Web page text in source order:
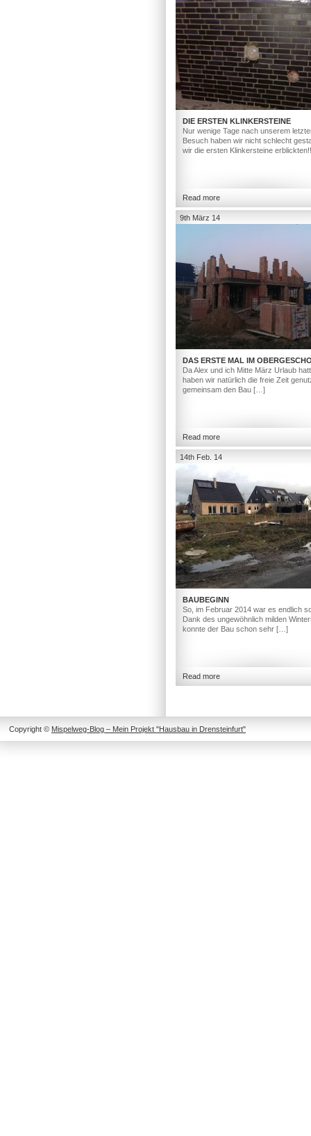
DIE ERSTEN KLINKERSTEINE
Nur wenige Tage nach unserem
Besuch haben wir nicht schlecht
wir die ersten Klinkersteine
Read more
9th März 14
DAS ERSTE MAL IM
Da Alex und ich Mitte März Urlaub
haben wir natürlich die freie Zeit
gemeinsam den Bau […]
Read more
14th Feb. 14
BAUBEGINN
So, im Februar 2014 war es endlich
Dank des ungewöhnlich milden
konnte der Bau schon sehr […]
Read more
Copyright © Mispelweg-Blog – Mein Projekt "Hausbau in Drensteinfurt"